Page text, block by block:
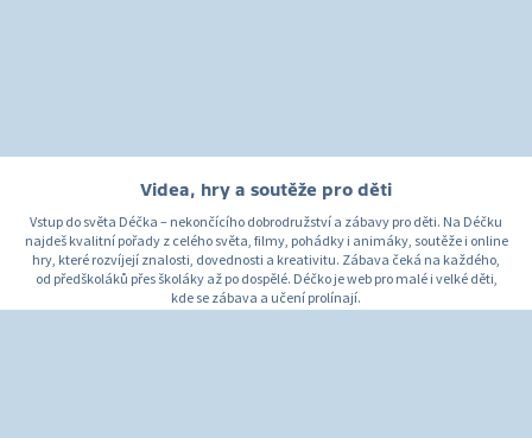
Videa, hry a soutěže pro děti
Vstup do světa Déčka – nekončícího dobrodružství a zábavy pro děti. Na Déčku
najdeš kvalitní pořady z celého světa, filmy, pohádky i animáky, soutěže i online
hry, které rozvíjejí znalosti, dovednosti a kreativitu. Zábava čeká na každého,
od předškoláků přes školáky až po dospělé. Déčko je web pro malé i velké děti,
kde se zábava a učení prolínají.